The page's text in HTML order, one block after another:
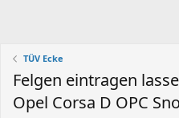
TÜV Ecke
Felgen eintragen
Opel Corsa D OPC